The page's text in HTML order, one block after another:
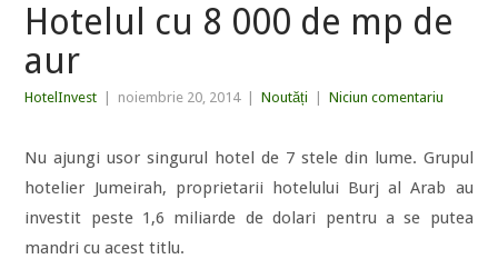
Hotelul cu 8 000 de mp de
aur
HotelInvest noiembrie 20, 2014 Noutăți Niciun comentariu
Nu ajungi usor singurul hotel de 7 stele din lume. Grupul
hotelier Jumeirah, proprietarii hotelului Burj al Arab au
investit peste 1,6 miliarde de dolari pentru a se putea
mandri cu acest titlu.